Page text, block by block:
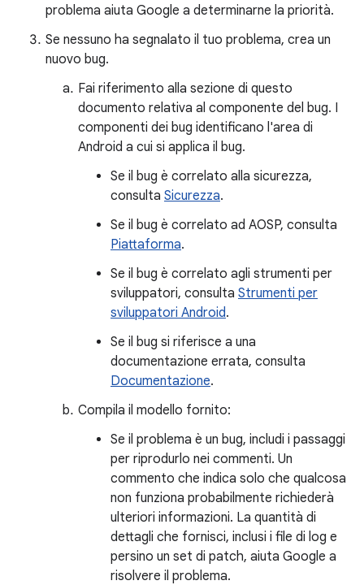
problema aiuta Google a determinarne la priorità.
Se nessuno ha segnalato il tuo problema, crea un
nuovo bug.
Fai riferimento alla sezione di questo
documento relativa al componente del bug. I
componenti dei bug identificano l'area di
Android a cui si applica il bug.
Se il bug è correlato alla sicurezza,
consulta Sicurezza.
Se il bug è correlato ad AOSP, consulta
Piattaforma.
Se il bug è correlato agli strumenti per
sviluppatori, consulta Strumenti per
sviluppatori Android.
Se il bug si riferisce a una
documentazione errata, consulta
Documentazione.
Compila il modello fornito:
Se il problema è un bug, includi i passaggi
per riprodurlo nei commenti. Un
commento che indica solo che qualcosa
non funziona probabilmente richiederà
ulteriori informazioni. La quantità di
dettagli che fornisci, inclusi i file di log e
persino un set di patch, aiuta Google a
risolvere il problema.